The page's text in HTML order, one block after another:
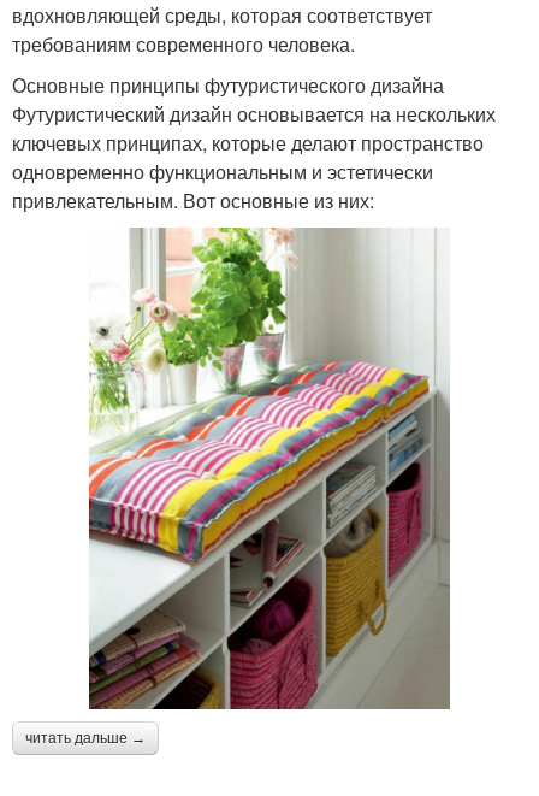
вдохновляющей среды, которая соответствует
требованиям современного человека.
Основные принципы футуристического дизайна
Футуристический дизайн основывается на нескольких
ключевых принципах, которые делают пространство
одновременно функциональным и эстетически
привлекательным. Вот основные из них:
читать дальше →